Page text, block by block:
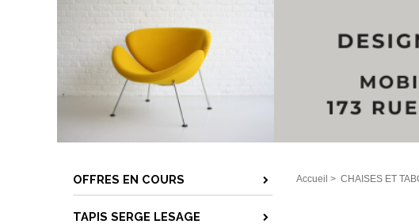
OFFRES EN COURS
TAPIS SERGE LESAGE
Accueil > CHAISES ET